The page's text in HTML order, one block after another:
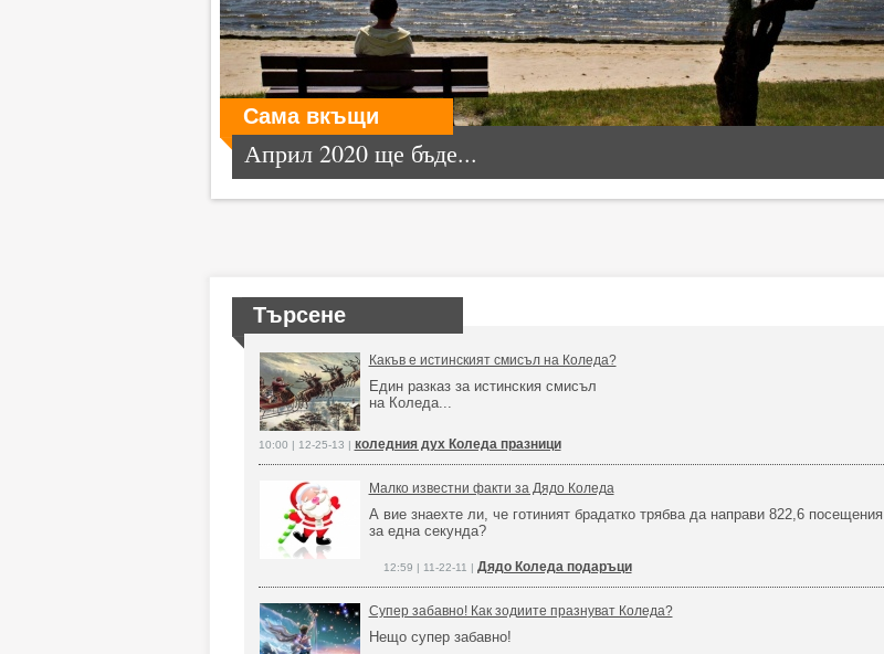
Сама вкъщи
Април 2020 ще бъде...
Търсене
Какъв е истинският смисъл на Коледа?
Един разказ за истинския смисъл
на Коледа...
10:00 | 12-25-13 | коледния дух Коледа празници
Малко известни факти за Дядо Коледа
А вие знаехте ли, че готиният брадатко трябва да направи 822,6 посещения
за една секунда?
12:59 | 11-22-11 | Дядо Коледа подаръци
Супер забавно! Как зодиите празнуват Коледа?
Нещо супер забавно!